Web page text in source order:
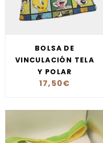
BOLSA DE
VINCULACIÓN TELA
Y POLAR
17,50€